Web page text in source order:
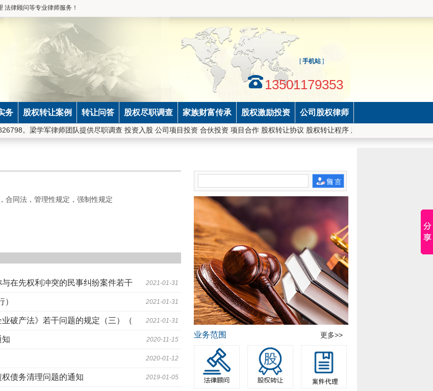
[手机站]
法律顾问等专业律师服务！
13501179353
务 股权转让案例 转让问答 股权尽职调查 家族财富传承 股权激励投资 公司股权律师
。梁学军律师团队提供尽职调查 投资入股 公司项目投资 合伙投资 项目合作 股权转让协议 股权转让程序 股权激励 股权融资 股
合同法，管理性规定，强制性规定
在先权利冲突的民事纠纷案件若干 2021-01-31
2021-01-31
破产法》若干问题的规定（三）（ 2021-01-31
知 2020-11-15
2020-01-12
债务清理问题的通知 2019-01-05
业务范围 更多>>